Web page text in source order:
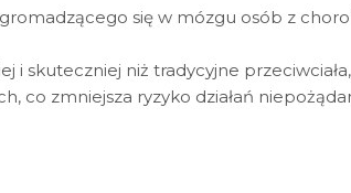
się w mózgu osób z
i skuteczniej niż tradycyjne przeciwciała,
co zmniejsza ryzyko działań